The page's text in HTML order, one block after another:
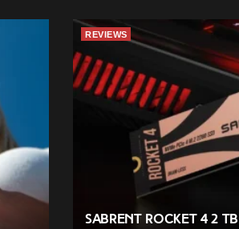
REVIEWS
Sabrent Rocket 4 2 TB